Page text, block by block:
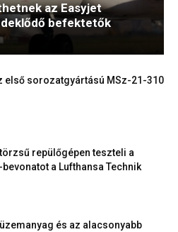
az Easyjet
befektetők
első sorozatgyártású MSz-21-310
repülőgépen teszteli a
a Lufthansa Technik
és az alacsonyabb